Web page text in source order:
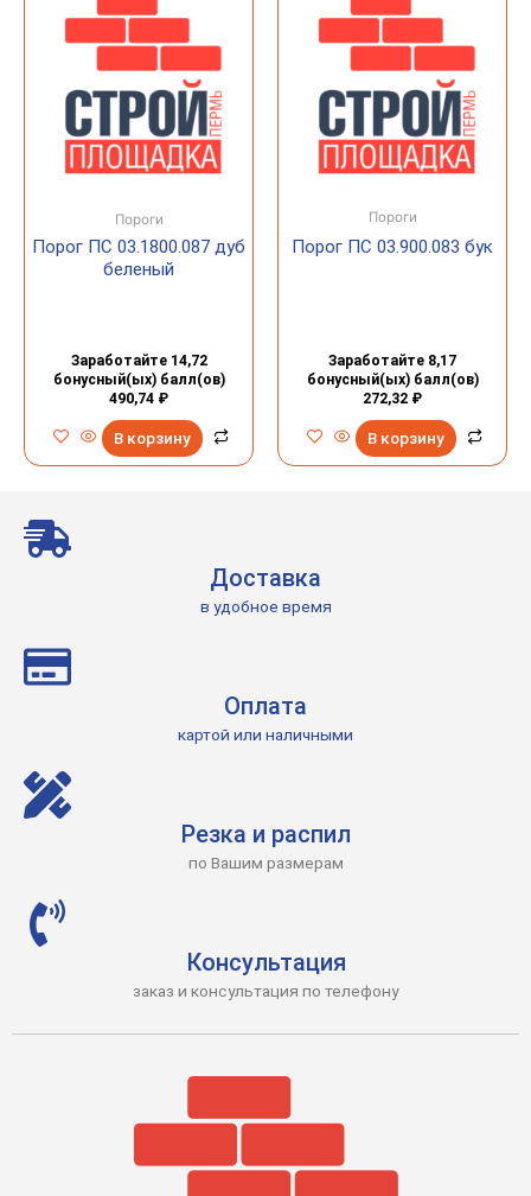
Пороги
Порог ПС 03.1800.087 дуб
беленый
Заработайте 14,72
бонусный(ых) балл(ов)
490,74 ₽
В корзину
Пороги
Порог ПС 03.900.083 бук
Заработайте 8,17
бонусный(ых) балл(ов)
272,32 ₽
В корзину
Доставка
в удобное время
Оплата
картой или наличными
Резка и распил
по Вашим размерам
Консультация
заказ и консультация по телефону